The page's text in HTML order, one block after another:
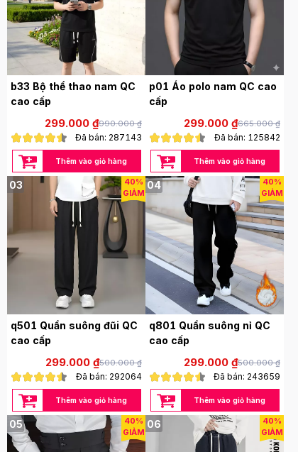
b33 Bộ thể thao nam QC
cao cấp
990.000 ₫
299.000 ₫
Đã bán: 287143
Thêm vào giỏ hàng
p01 Áo polo nam QC cao
cấp
665.000 ₫
299.000 ₫
Đã bán: 125842
Thêm vào giỏ hàng
40%
GIẢM
03
q501 Quần suông đũi QC
cao cấp
500.000 ₫
299.000 ₫
Đã bán: 292064
Thêm vào giỏ hàng
40%
GIẢM
04
q801 Quần suông nỉ QC
cao cấp
500.000 ₫
299.000 ₫
Đã bán: 243659
Thêm vào giỏ hàng
40%
GIẢM
05
40%
GIẢM
06